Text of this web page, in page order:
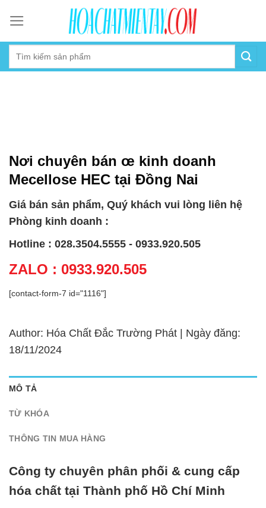
content
Nơi chuyên bán œ kinh doanh
Mecellose HEC tại Đồng Nai
Giá bán sản phẩm, Quý khách vui lòng liên hệ
Phòng kinh doanh :
Hotline : 028.3504.5555 - 0933.920.505
ZALO : 0933.920.505
[contact-form-7 id="1116"]
Author: Hóa Chất Đắc Trường Phát | Ngày đăng:
18/11/2024
MÔ TẢ
TỪ KHÓA
THÔNG TIN MUA HÀNG
Công ty chuyên phân phối & cung cấp
hóa chất tại Thành phố Hồ Chí Minh